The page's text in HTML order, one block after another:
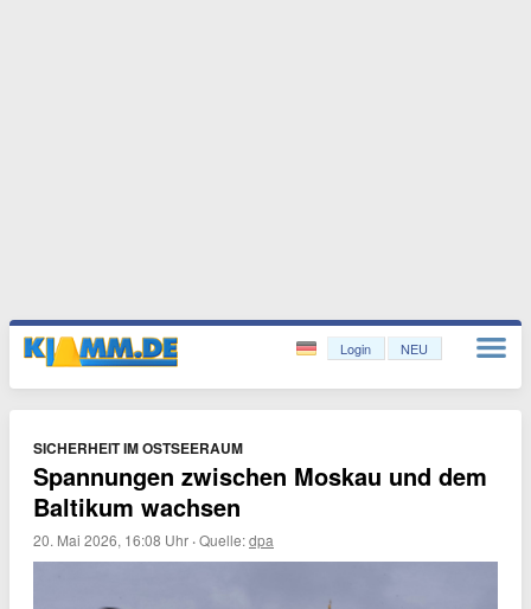
Login NEU
SICHERHEIT IM OSTSEERAUM
Spannungen zwischen Moskau und dem
Baltikum wachsen
20. Mai 2026, 16:08 Uhr ·Quelle:dpa